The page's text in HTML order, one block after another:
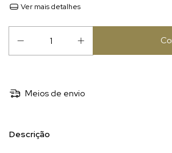
Ver mais detalhes
Meios de envio
Descrição